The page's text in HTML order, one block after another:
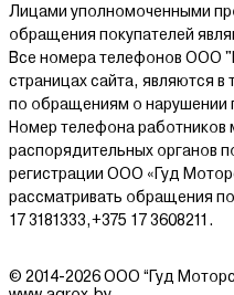
Лицами уполномоченными
обращения покупателей
Все номера телефонов ООО
страницах сайта, являются в
по обращениям о нарушении
Номер телефона работников
распорядительных органов
регистрации ООО «Гуд
рассматривать обращения
17 3181333,+375 17 3608211.
© 2014-2026 ООО “Гуд